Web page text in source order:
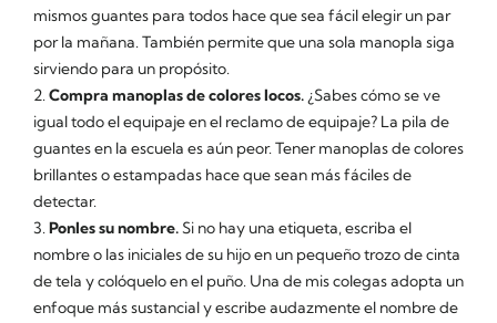
mismos guantes para todos hace que sea fácil elegir un par
por la mañana. También permite que una sola manopla siga
sirviendo para un propósito.
2.Compra manoplas de colores locos. ¿Sabes cómo se ve
igual todo el equipaje en el reclamo de equipaje? La pila de
guantes en la escuela es aún peor. Tener manoplas de colores
brillantes o estampadas hace que sean más fáciles de
detectar.
3.Ponles su nombre.Si no hay una etiqueta, escriba el
nombre o las iniciales de su hijo en un pequeño trozo de cinta
de tela y colóquelo en el puño. Una de mis colegas adopta un
enfoque más sustancial y escribe audazmente el nombre de